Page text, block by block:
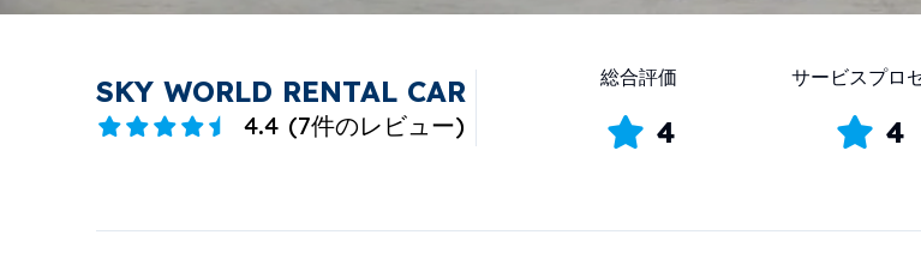
SKY WORLD RENTAL CAR
4.4 (7件のレビュー)
総合評価
4
サービスプロ
4